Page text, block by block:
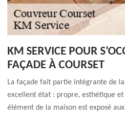
KM SERVICE POUR
FAÇADE À COURSET
La façade fait partie intégrante de
excellent état : propre, esthétique
élément de la maison est exposé